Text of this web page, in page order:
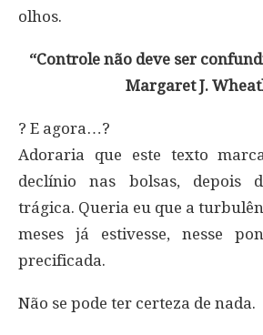
olhos.
“Controle não deve ser
Margaret J.
? E agora…?
Adoraria que este texto
declínio nas bolsas, depois
trágica. Queria eu que a
meses já estivesse, nesse
precificada.
Não se pode ter certeza de nada.